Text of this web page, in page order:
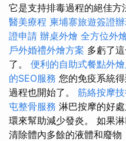
它是支持排毒過程的絕佳方
醫美療程 柬埔寨旅遊簽證
證申請 辦桌外燴 全方位外
戶外婚禮外燴方案 多虧了
了。 便利的自助式餐點外
的SEO服務 您的免疫系統
過程也開始了。 筋絡按摩
屯整骨服務 淋巴按摩的好
環來幫助減少發炎。 如果
清除體內多餘的液體和廢物